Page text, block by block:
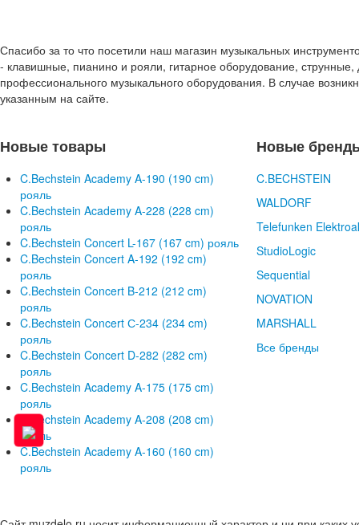
Спасибо за то что посетили наш магазин музыкальных
- клавишные, пианино и рояли, гитарное оборудование,
профессионального музыкального оборудования. В случае
указанным на сайте.
Новые товары
C.Bechstein Academy A-190 (190 cm)
рояль
C.Bechstein Academy A-228 (228 cm)
рояль
C.Bechstein Concert L-167 (167 cm) рояль
C.Bechstein Concert A-192 (192 cm)
рояль
C.Bechstein Concert B-212 (212 cm)
рояль
C.Bechstein Concert С-234 (234 cm)
рояль
C.Bechstein Concert D-282 (282 cm)
рояль
C.Bechstein Academy A-175 (175 cm)
рояль
C.Bechstein Academy A-208 (208 cm)
рояль
C.Bechstein Academy A-160 (160 cm)
рояль
Новые
C.BECHSTEIN
WALDORF
Telefunken
StudioLogic
Sequential
NOVATION
MARSHALL
Все бренды